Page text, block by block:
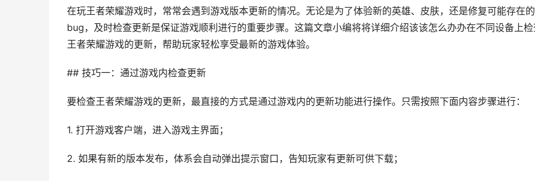
在玩王者荣耀游戏时，常常会遇到游戏版本更新的情况。无论是为了体验新的英雄、皮肤，还是修复可能存在的
bug，及时检查更新是保证游戏顺利进行的重要步骤。这篇文章小编将将详细介绍该该怎么办办在不同设备上
王者荣耀游戏的更新，帮助玩家轻松享受最新的游戏体验。
## 技巧一：通过游戏内检查更新
要检查王者荣耀游戏的更新，最直接的方式是通过游戏内的更新功能进行操作。只需按照下面内容步骤进行：
1. 打开游戏客户端，进入游戏主界面；
2. 如果有新的版本发布，体系会自动弹出提示窗口，告知玩家有更新可供下载；